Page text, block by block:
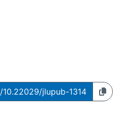
jlupub-1314